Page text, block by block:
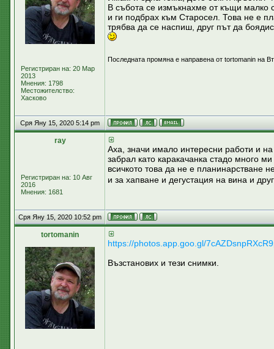
Регистриран на: 20 Мар
2013
Мнения: 1798
Местожителство:
Хасково
В събота се измъкнахме от къщи малко
и ги подбрах към Старосел. Това не е
трябва да се наспиш, друг път да
Последната промяна е направена от tortomanin на
Сря Яну 15, 2020 5:14 pm
ray
Регистриран на: 10 Авг
2016
Мнения: 1681
Аха, значи имало интересни работи и
забрал като каракачанка стадо много
всичкото това да не е планинарстване
и за хапване и дегустация на вина и
Сря Яну 15, 2020 10:52 pm
tortomanin
https://photos.app.goo.gl/
Възстанових и тези снимки.